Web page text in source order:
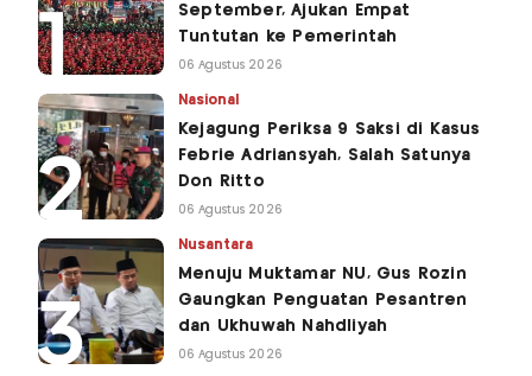
September, Ajukan Empat
Tuntutan ke Pemerintah
06 Agustus 2026
Nasional
Kejagung Periksa 9 Saksi di Kasus
Febrie Adriansyah, Salah Satunya
Don Ritto
06 Agustus 2026
Nusantara
Menuju Muktamar NU, Gus Rozin
Gaungkan Penguatan Pesantren
dan Ukhuwah Nahdliyah
06 Agustus 2026